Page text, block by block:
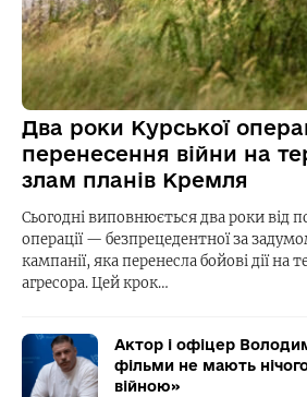
Два роки Курської
перенесення війни на
злам планів Кремля
Сьогодні виповнюється два роки від
операції — безпрецедентної за
кампанії, яка перенесла бойові дії
агресора. Цей крок…
Актор і офіцер
фільми не мають нічого
війною»